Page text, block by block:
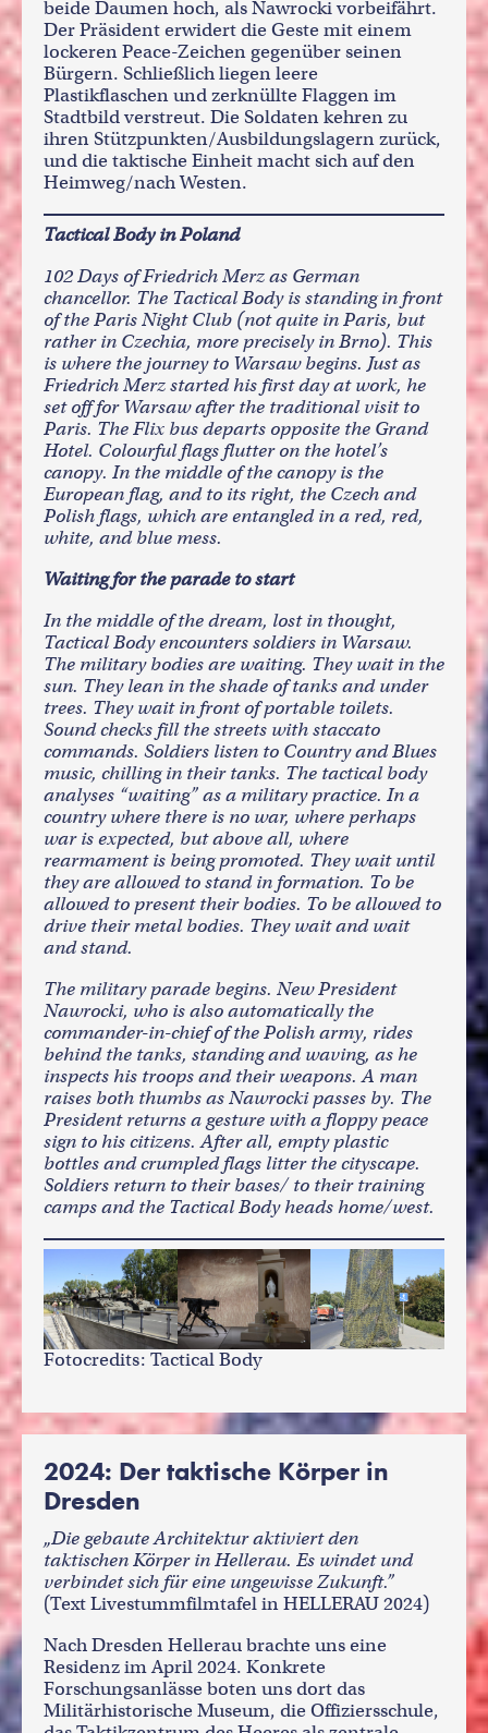
beide Daumen hoch, als Nawrocki vorbeifährt.
Der Präsident erwidert die Geste mit einem
lockeren Peace-Zeichen gegenüber seinen
Bürgern. Schließlich liegen leere
Plastikflaschen und zerknüllte Flaggen im
Stadtbild verstreut. Die Soldaten kehren zu
ihren Stützpunkten/Ausbildungslagern zurück,
und die taktische Einheit macht sich auf den
Heimweg/nach Westen.
Tactical Body in Poland
102 Days of Friedrich Merz as German
chancellor. The Tactical Body is standing in front
of the Paris Night Club (not quite in Paris, but
rather in Czechia, more precisely in Brno). This
is where the journey to Warsaw begins. Just as
Friedrich Merz started his first day at work, he
set off for Warsaw after the traditional visit to
Paris. The Flix bus departs opposite the Grand
Hotel. Colourful flags flutter on the hotel’s
canopy. In the middle of the canopy is the
European flag, and to its right, the Czech and
Polish flags, which are entangled in a red, red,
white, and blue mess.
Waiting for the parade to start
In the middle of the dream, lost in thought,
Tactical Body encounters soldiers in Warsaw.
The military bodies are waiting. They wait in the
sun. They lean in the shade of tanks and under
trees. They wait in front of portable toilets.
Sound checks fill the streets with staccato
commands. Soldiers listen to Country and Blues
music, chilling in their tanks. The tactical body
analyses “waiting” as a military practice. In a
country where there is no war, where perhaps
war is expected, but above all, where
rearmament is being promoted. They wait until
they are allowed to stand in formation. To be
allowed to present their bodies. To be allowed to
drive their metal bodies. They wait and wait
and stand.
The military parade begins. New President
Nawrocki, who is also automatically the
commander-in-chief of the Polish army, rides
behind the tanks, standing and waving, as he
inspects his troops and their weapons. A man
raises both thumbs as Nawrocki passes by. The
President returns a gesture with a floppy peace
sign to his citizens. After all, empty plastic
bottles and crumpled flags litter the cityscape.
Soldiers return to their bases/ to their training
camps and the Tactical Body heads home/west.
Fotocredits: Tactical Body
2024: Der taktische Körper in
Dresden
„Die gebaute Architektur aktiviert den
taktischen Körper in Hellerau. Es windet und
verbindet sich für eine ungewisse Zukunft.”
(Text Livestummfilmtafel in HELLERAU 2024)
Nach Dresden Hellerau brachte uns eine
Residenz im April 2024. Konkrete
Forschungsanlässe boten uns dort das
Militärhistorische Museum, die Offiziersschule,